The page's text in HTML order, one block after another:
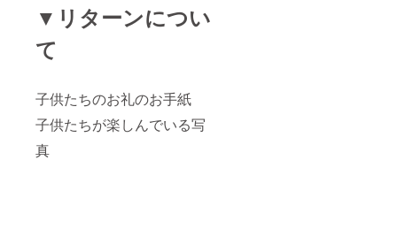
▼リターンについ
て
子供たちのお礼のお手紙
子供たちが楽しんでいる写
真